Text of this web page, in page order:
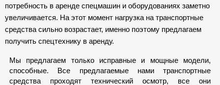
потребность в аренде спецмашин и оборудованиях заметно
увеличивается. На этот момент нагрузка на транспортные
средства сильно возрастает, именно поэтому предлагаем
получить спецтехнику в аренду.
Мы предлагаем только исправные и мощные модели,
способные. Все предлагаемые нами транспортные
средства проходят технический осмотр, все они